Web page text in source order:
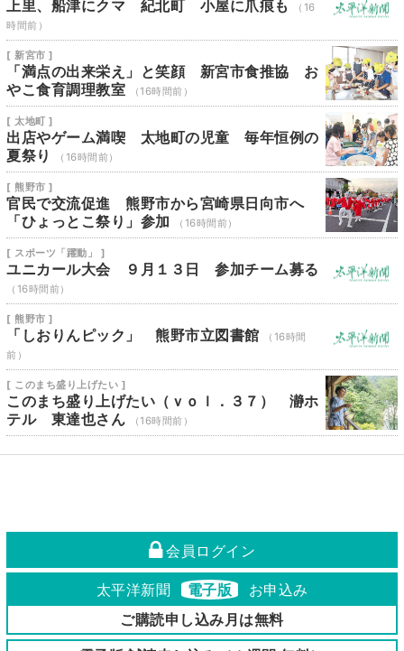
上里、船津にクマ 紀北町 小屋に爪痕も
（16
時間前）
[ 新宮市 ]
「満点の出来栄え」と笑顔 新宮市食推協 お
やこ食育調理教室
（16時間前）
[ 太地町 ]
出店やゲーム満喫 太地町の児童 毎年恒例の
夏祭り
（16時間前）
[ 熊野市 ]
官民で交流促進 熊野市から宮崎県日向市へ
「ひょっとこ祭り」参加
（16時間前）
[ スポーツ「躍動」 ]
ユニカール大会 ９月１３日 参加チーム募る
（16時間前）
[ 熊野市 ]
「しおりんピック」 熊野市立図書館
（16時間
前）
[ このまち盛り上げたい ]
このまち盛り上げたい（ｖｏｌ．３７） 瀞ホ
テル 東達也さん
（16時間前）
会員ログイン
太平洋新聞 電子版
お申込み
ご購読申し込み月は無料